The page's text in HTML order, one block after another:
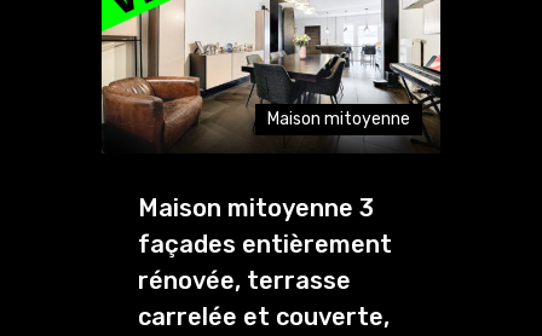
Maison mitoyenne
Maison mitoyenne 3
façades entièrement
rénovée, terrasse
carrelée et couverte,